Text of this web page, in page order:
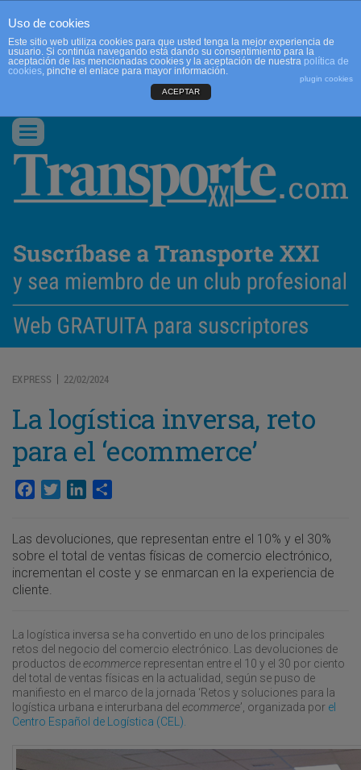
CONTACTO
Conmutar
navegación
EXPRESS | 22/02/2024
La logística inversa, reto
para el ‘ecommerce’
Facebook
TwitterLinkedIn
Las devoluciones, que representan entre el 10% y el 30%
sobre el total de ventas físicas de comercio electrónico,
incrementan el coste y se enmarcan en la experiencia de
cliente.
La logística inversa se ha convertido en uno de los principales
retos del negocio del comercio electrónico. Las devoluciones de
productos deecommerce representan entre el 10 y el 30 por ciento
del total de ventas físicas en la actualidad, según se puso de
manifiesto en el marco de la jornada ‘Retos y soluciones para la
logística urbana e interurbana del ecommerce’, organizada por el
Centro Español de Logística (CEL).
Uso de cookies
Este sitio web utiliza cookies para que usted tenga la mejor experiencia de
usuario. Si continúa navegando está dando su consentimiento para la
aceptación de las mencionadas cookies y la aceptación de nuestra política de
cookies, pinche el enlace para mayor información.
plugin cookies
ACEPTAR